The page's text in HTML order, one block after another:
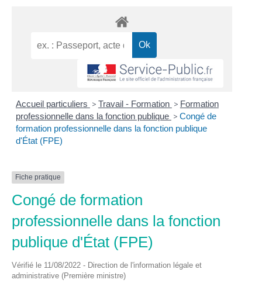
Accueil particuliers > Travail - Formation > Formation
professionnelle dans la fonction publique > Congé de
formation professionnelle dans la fonction publique
d'État (FPE)
Fiche pratique
Congé de formation
professionnelle dans la fonction
publique d'État (FPE)
Vérifié le 11/08/2022 - Direction de l'information légale et
administrative (Première ministre)